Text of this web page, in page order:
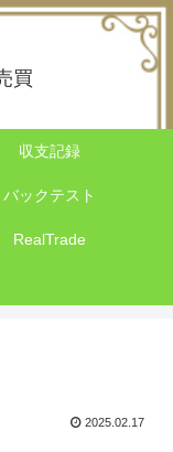
買
収支記録
バックテスト
RealTrade
2025.02.17